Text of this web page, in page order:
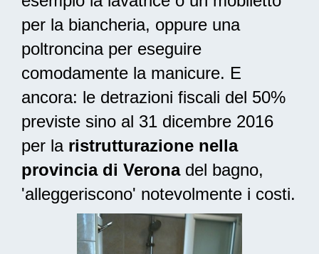
per la biancheria, oppure una
poltroncina per eseguire
comodamente la manicure. E
ancora: le detrazioni fiscali del 50%
previste sino al 31 dicembre 2016
per la ristrutturazione nella
provincia di Veronadel bagno,
'alleggeriscono' notevolmente i costi.